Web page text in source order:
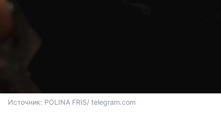
Источник: POLINA FRIS/ telegram.com